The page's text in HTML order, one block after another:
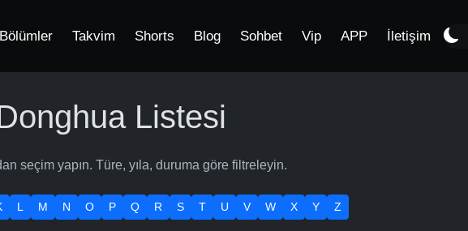
Bölümler Takvim Shorts Blog Sohbet Vip APP İletişim
Listesi
seçim yapın. Türe, yıla, duruma göre filtreleyin.
L M N O P Q R S T U V W X Y Z